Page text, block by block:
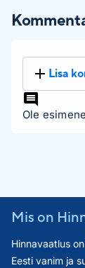
Lisa
Ole
Mis on
Hinnavaatlus
Eesti vanim ja